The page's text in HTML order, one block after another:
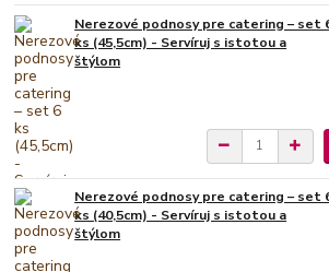
Nerezové podnosy pre catering – set
ks (45,5cm) - Servíruj s istotou a
štýlom
Nerezové podnosy pre catering – set
ks (40,5cm) - Servíruj s istotou a
štýlom